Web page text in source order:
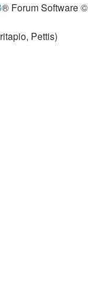
® Forum Software ©
Pettis)